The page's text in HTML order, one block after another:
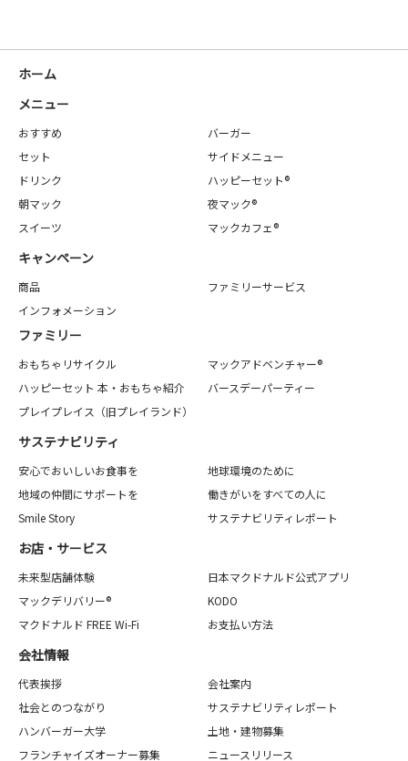
ホーム
メニュー
おすすめ
バーガー
セット
サイドメニュー
ドリンク
ハッピーセット®
朝マック
夜マック®
スイーツ
マックカフェ®
キャンペーン
商品
ファミリーサービス
インフォメーション
ファミリー
おもちゃリサイクル
マックアドベンチャー®
ハッピーセット 本・おもちゃ紹介
バースデーパーティー
プレイプレイス（旧プレイランド）
サステナビリティ
安心でおいしいお食事を
地球環境のために
地域の仲間にサポートを
働きがいをすべての人に
Smile Story
サステナビリティレポート
お店・サービス
未来型店舗体験
日本マクドナルド公式アプリ
マックデリバリー®
KODO
マクドナルド FREE Wi-Fi
お支払い方法
会社情報
代表挨拶
会社案内
社会とのつながり
サステナビリティレポート
ハンバーガー大学
土地・建物募集
フランチャイズオーナー募集
ニュースリリース